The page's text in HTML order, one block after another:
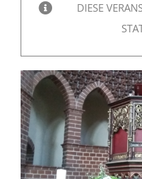
DIESE